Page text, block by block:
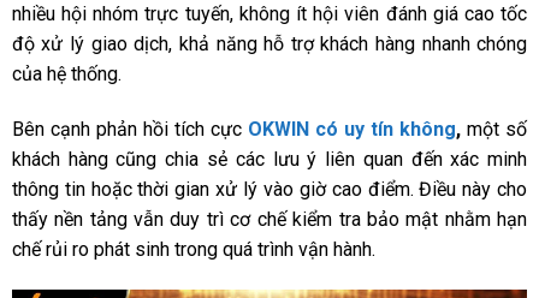
nhiều hội nhóm trực tuyến, không ít hội viên đánh giá cao tốc
độ xử lý giao dịch, khả năng hỗ trợ khách hàng nhanh chóng
của hệ thống.
Bên cạnh phản hồi tích cực OKWIN có uy tín không, một số
khách hàng cũng chia sẻ các lưu ý liên quan đến xác minh
thông tin hoặc thời gian xử lý vào giờ cao điểm. Điều này cho
thấy nền tảng vẫn duy trì cơ chế kiểm tra bảo mật nhằm hạn
chế rủi ro phát sinh trong quá trình vận hành.